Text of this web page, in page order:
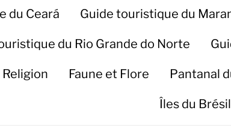
du Ceará Guide touristique du
du Rio Grande do Norte
Faune et Flore Pantanal
Îles du Brésil